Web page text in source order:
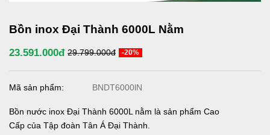
Bồn inox Đại Thành 6000L Nằm
23.591.000đ 29.799.000đ -20%
Mã sản phẩm: BNDT6000lN
Bồn nước inox Đại Thành 6000L nằm là sản phẩm Cao
Cấp của Tập đoàn Tân Á Đại Thành.